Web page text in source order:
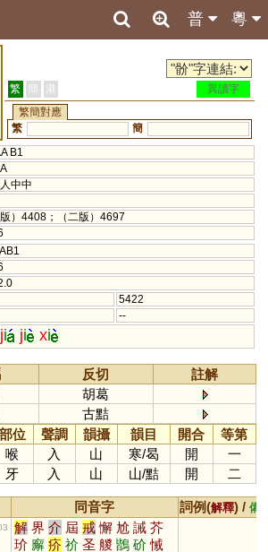
粵
普
繁 簡 港
異讀字
繁簡對應
繁
簡
B1
中中
版）4408；（二版）4697
5422
--
ji ji xi
反切
註解
胡葛
古黠
部位 聲調 韻攝 韻目 開合
等第
喉 入 山 寒/曷 開
一
牙 入 山 山/黠 開 二
同音字 詞例(解釋) / 備
解 界 介 屆 戒 懈 尬 誡 芥
玠 廨 疥 祄 圣 艐 鶛 砎 悈